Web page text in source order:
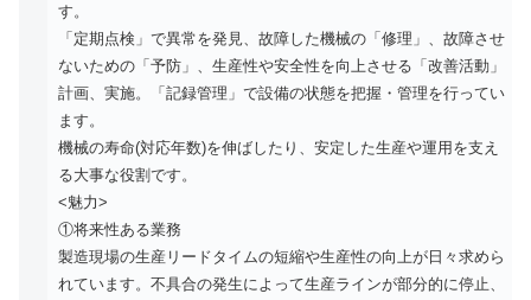
す。
「定期点検」で異常を発見、故障した機械の「修理」、故障させ
ないための「予防」、生産性や安全性を向上させる「改善活動」
計画、実施。「記録管理」で設備の状態を把握・管理を行ってい
ます。
機械の寿命(対応年数)を伸ばしたり、安定した生産や運用を支え
る大事な役割です。
<魅力>
①将来性ある業務
製造現場の生産リードタイムの短縮や生産性の向上が日々求めら
れています。不具合の発生によって生産ラインが部分的に停止、